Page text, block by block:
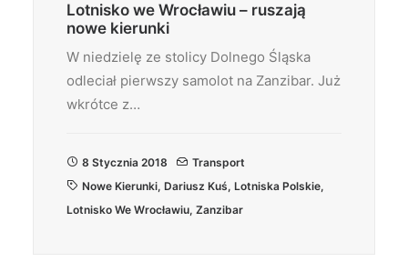
Lotnisko we Wrocławiu – ruszają
nowe kierunki
W niedzielę ze stolicy Dolnego Śląska
odleciał pierwszy samolot na Zanzibar. Już
wkrótce z…
8 Stycznia 2018
Transport
Nowe Kierunki, Dariusz Kuś, Lotniska Polskie,
Lotnisko We Wrocławiu, Zanzibar